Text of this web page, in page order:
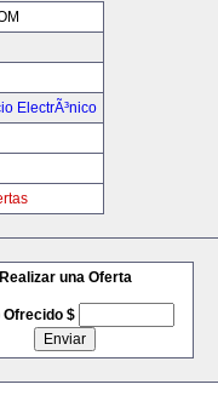
ElectrÃ³nico
Realizar una Oferta
Ofrecido $